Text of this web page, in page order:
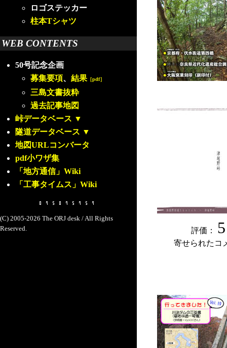
ロゴステッカー
柱本Tシャツ
WEB CONTENTS
50号記念企画
募集要項、 結果 ［pdf］
三島文書抜粋
過去記事地図
峠データベース ▼
隧道データベース ▼
地図URLコンバータ
pdf小ワザ集
「地方通信」Wiki
「工事タイムス」Wiki
(C) 2005-2026 The ORJ desk / All Rights
Reserved.
評価： 5
寄せられたコ